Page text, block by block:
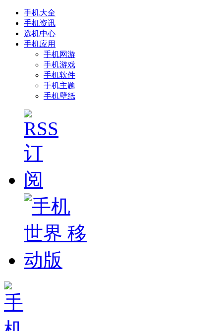
手机大全
手机资讯
选机中心
手机应用
手机网游
手机游戏
手机软件
手机主题
手机壁纸